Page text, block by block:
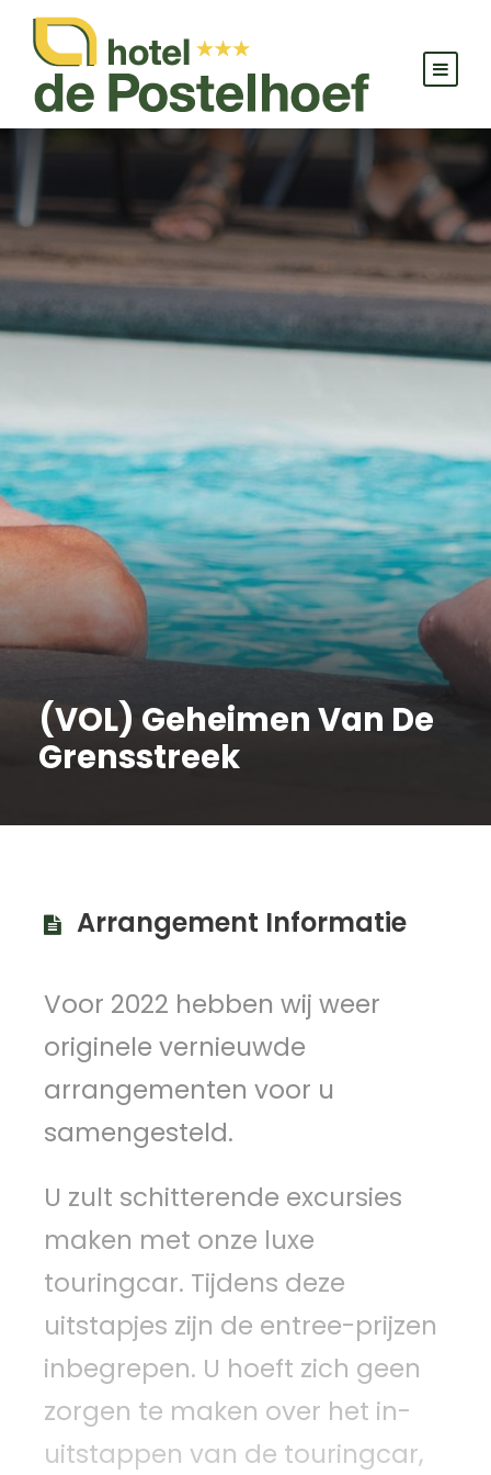
(VOL) Geheimen Van De
Grensstreek
Arrangement Informatie
Voor 2022 hebben wij weer
originele vernieuwde
arrangementen voor u
samengesteld.
U zult schitterende excursies
maken met onze luxe
touringcar. Tijdens deze
uitstapjes zijn de entree-prijzen
inbegrepen. U hoeft zich geen
zorgen te maken over het in-
uitstappen van de touringcar,